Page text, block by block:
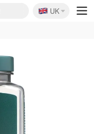
🇬🇧
UK